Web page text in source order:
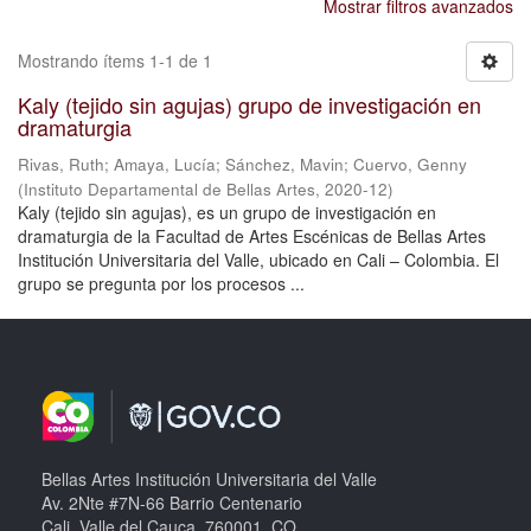
Mostrar filtros avanzados
Mostrando ítems 1-1 de 1
Kaly (tejido sin agujas) grupo de investigación en
dramaturgia
Rivas, Ruth; Amaya, Lucía; Sánchez, Mavin; Cuervo, Genny
(Instituto Departamental de Bellas Artes, 2020-12)
Kaly (tejido sin agujas), es un grupo de investigación en
dramaturgia de la Facultad de Artes Escénicas de Bellas Artes
Institución Universitaria del Valle, ubicado en Cali – Colombia. El
grupo se pregunta por los procesos ...
Bellas Artes Institución Universitaria del Valle
Av. 2Nte #7N-66 Barrio Centenario
Cali, Valle del Cauca, 760001, CO